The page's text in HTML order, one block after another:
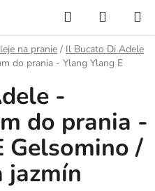
Hľadať
KOŠÍK
na pranie / Il Bucato Di Adele
do prania - Ylang Ylang E
-
do prania -
Gelsomino /
jazmín